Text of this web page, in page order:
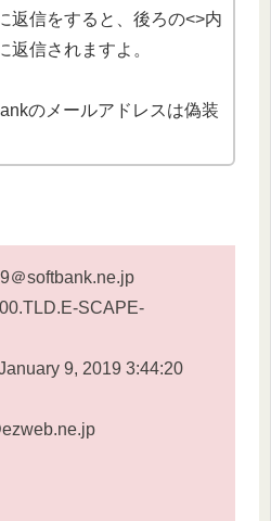
返信をすると、後ろの<>内
返信されますよ。
のメールアドレスは偽装
＠softbank.ne.jp
SCAPE-
9, 2019 3:44:20